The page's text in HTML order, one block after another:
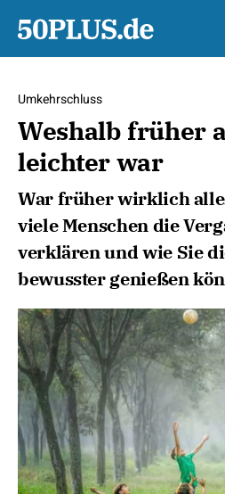
Umkehrschluss
Weshalb früher
leichter war
War früher wirklich
viele Menschen die
verklären und wie Sie
bewusster genießen